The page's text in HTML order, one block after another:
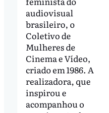
audiovisual
brasileiro, o
Coletivo de
Mulheres de
Cinema e Vídeo,
criado em 1986. A
realizadora, que
inspirou e
acompanhou o